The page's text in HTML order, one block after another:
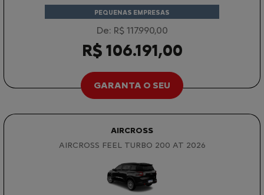
PEQUENAS EMPRESAS
De: R$ 117.990,00
R$ 106.191,00
GARANTA O SEU
AIRCROSS
AIRCROSS FEEL TURBO 200 AT 2026